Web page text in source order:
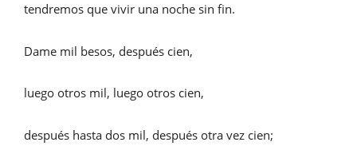
tendremos que vivir una noche sin fin.
Dame mil besos, después cien,
luego otros mil, luego otros cien,
después hasta dos mil, después otra vez cien;